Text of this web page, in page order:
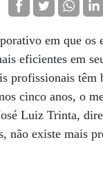
em que os
eficientes em
profissionais têm
cinco anos, o
Luiz Trinta,
não existe mais